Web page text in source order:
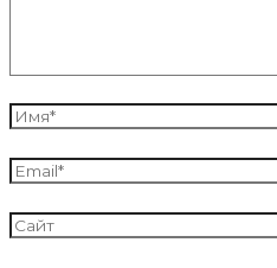
Имя*
Email*
Сайт